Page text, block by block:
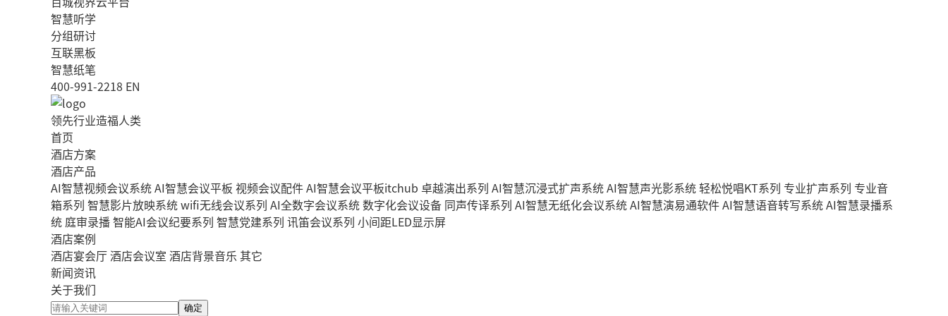
智慧听学
分组研讨
互联黑板
智慧纸笔
400-991-2218 EN
领先行业造福人类
首页
酒店方案
酒店产品
AI智慧视频会议系统AI智慧会议平板 视频会议配件AI智慧会议平板itchub 卓越演出系列 AI智慧沉浸式扩声系统AI智慧声光影系统轻松悦唱KT系列 专业扩声系列 专业音
箱系列 智慧影片放映系统wifi无线会议系列 AI全数字会议系统数字化会议设备 同声传译系列 AI智慧无纸化会议系统AI智慧演易通软件AI智慧语音转写系统AI智慧录播系
统 庭审录播智能AI会议纪要系列 智慧党建系列 讯笛会议系列 小间距LED显示屏
酒店案例
酒店宴会厅酒店会议室 酒店背景音乐 其它
新闻资讯
关于我们
确定